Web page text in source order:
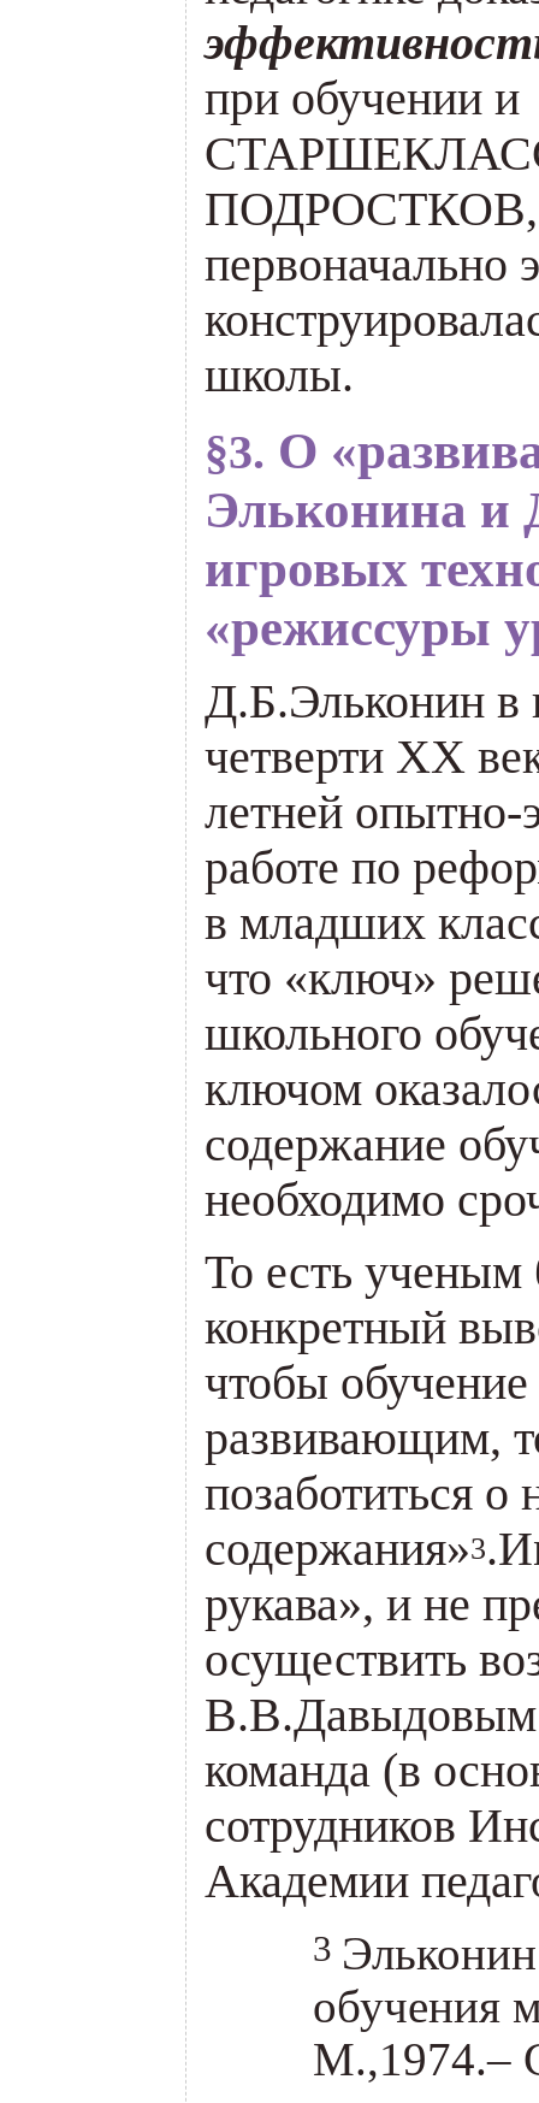
при обучении и
ПОДРОСТКОВ,
первоначально
школы.
§3. О
Эльконина и
игровых
«режиссуры
Д.Б.Эльконин в
четверти ХХ
летней опытно-
работе по
в младших
что «ключ»
школьного
ключом
содержание
необходимо
То есть ученым
конкретный
чтобы
развивающим,
позаботиться о
содержания»3
рукава», и не
осуществить
В.В.Давыдовым
команда (в
сотрудников
Академии
3
обучения
М.,1974.–